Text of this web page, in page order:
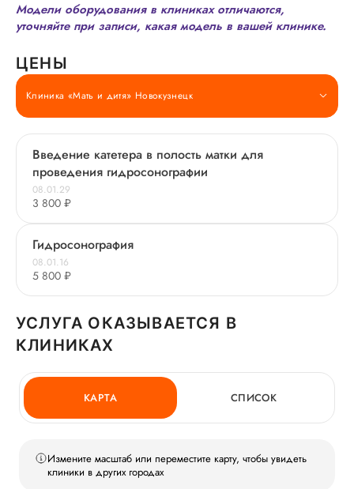
Модели оборудования в клиниках отличаются,
уточняйте при записи, какая модель в вашей клинике.
ЦЕНЫ
Клиника «Мать и дитя» Новокузнецк
Введение катетера в полость матки для
проведения гидросонографии
08.01.29
3 800 ₽
Гидросонография
08.01.16
5 800 ₽
УСЛУГА ОКАЗЫВАЕТСЯ В
КЛИНИКАХ
КАРТА СПИСОК
Измените масштаб или переместите карту, чтобы увидеть
клиники в других городах